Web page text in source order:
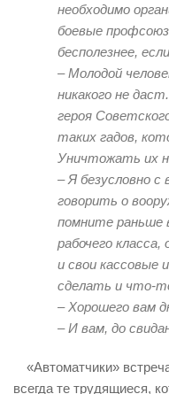
необходимо
боевые
бесполезнее,
– Молодой
никакого не
героя
таких гадов,
Уничтожать их
– Я безусловно с
говорить о
помните раньше
рабочего
и свои
сделать и что-
– Хорошего вам
– И вам, до
«Автоматчики»
всегда те трудящиеся,